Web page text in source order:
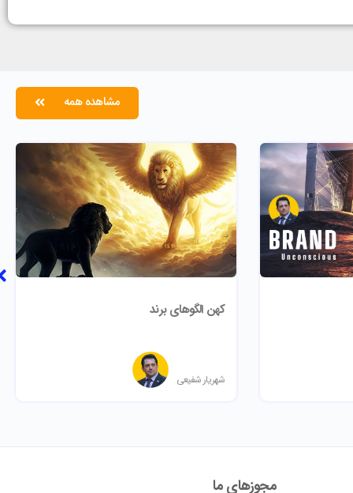
مشاهده همه
کهن الگوهای برند
شهریار شفیعی
مجوز‌های ما